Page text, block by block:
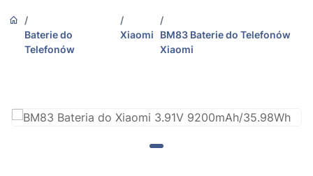
Baterie do
Telefonów
Xiaomi
BM83 Baterie do Telefonów
Xiaomi